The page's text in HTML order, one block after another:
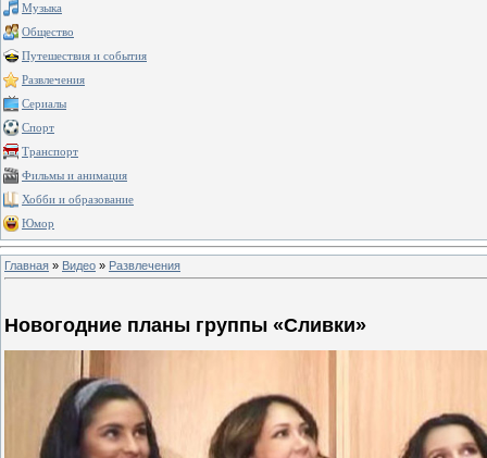
Музыка
Общество
Путешествия и события
Развлечения
Сериалы
Спорт
Транспорт
Фильмы и анимация
Хобби и образование
Юмор
Главная » Видео » Развлечения
Новогодние планы группы «Сливки»